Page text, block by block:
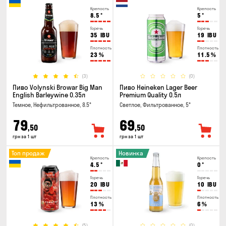
Крепость
8.5 °
Горечь
35 IBU
Плотность
23 %
(3)
Пиво Volynski Browar Big Man
English Barleywine 0.35л
Темное, Нефильтрованное, 8.5°
79,50
грн за 1 шт
Крепость
5 °
Горечь
19 IBU
Плотность
11.5 %
(0)
Пиво Heineken Lager Beer
Premium Quality 0.5л
Светлое, Фильтрованное, 5°
69,50
грн за 1 шт
Крепость
4.5 °
Горечь
20 IBU
Плотность
13 %
Топ продаж
Крепость
0 °
Горечь
10 IBU
Плотность
6 %
Новинка